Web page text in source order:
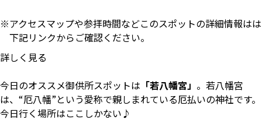
アクセスマップや参拝時間などこのスポットの詳細情報はは
下記リンクからご確認ください。
詳しく見る
今日のオススメ御供所スポットは 「若八幡宮」 。若八幡宮
は、“厄八幡”という愛称で親しまれている厄払いの神社です。
今日行く場所はここしかない♪